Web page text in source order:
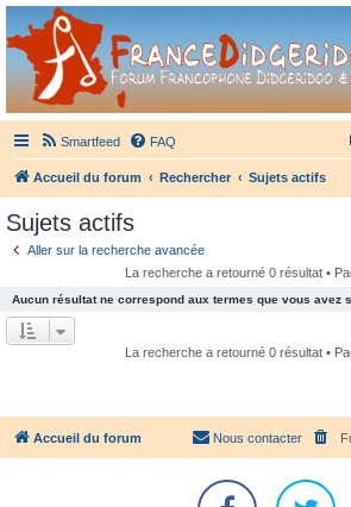
France Didgeridoo
Didgeridoo et Guimbarde sur France Didgeridoo - retrouvez
Smartfeed FAQ
Accueil du forum Rechercher Sujets actifs
Sujets actifs
Aller sur la recherche avancée
La recherche a retourné 0 résultat •
Aucun résultat ne correspond aux termes que vous avez
La recherche a retourné 0 résultat •
Accueil du forum Nous contacter